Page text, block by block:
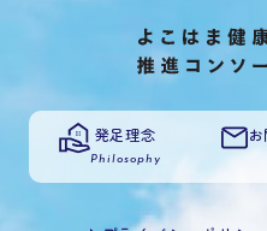
発足理念
Philosophy